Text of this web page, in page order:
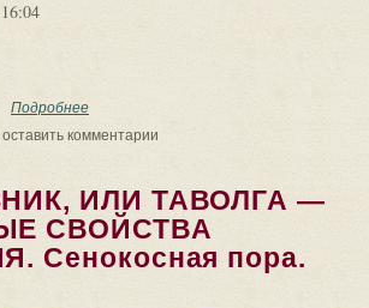
Подробнее
растения, которые быстро могут
комментарии
ИЛИ ТАВОЛГА —
СВОЙСТВА
Сенокосная пора.